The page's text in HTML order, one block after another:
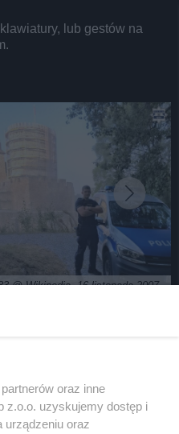
lub gestów na
@ Wikipedia, 16 listopada 2007
kiedy wyszedł
oraz inne
z.o.o. uzyskujemy dostęp i
urządzeniu oraz